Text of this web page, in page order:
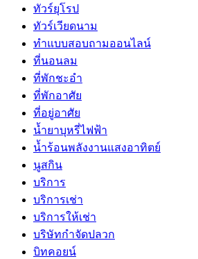
ทัวร์ยุโรป
ทัวร์เวียดนาม
ทำแบบสอบถามออนไลน์
ที่นอนลม
ที่พักชะอำ
ที่พักอาศัย
ที่อยู่อาศัย
น้ำยาบุหรี่ไฟฟ้า
น้ำร้อนพลังงานแสงอาทิตย์
นูสกิน
บริการ
บริการเช่า
บริการให้เช่า
บริษัทกำจัดปลวก
บิทคอยน์